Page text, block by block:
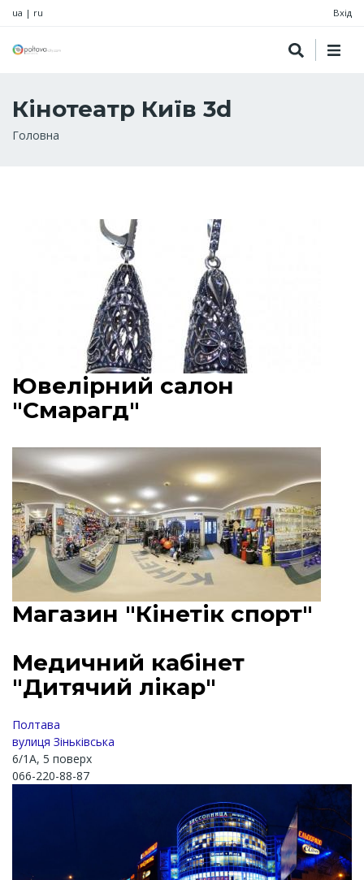
ua | ru Вхід
Кінотеатр Київ 3d
Рядок
Головна
Ювелірний салон
"Смарагд"
Магазин "Кінетік спорт"
Медичний кабінет
"Дитячий лікар"
Полтава
вулиця Зіньківська
6/1А, 5 поверх
066-220-88-87